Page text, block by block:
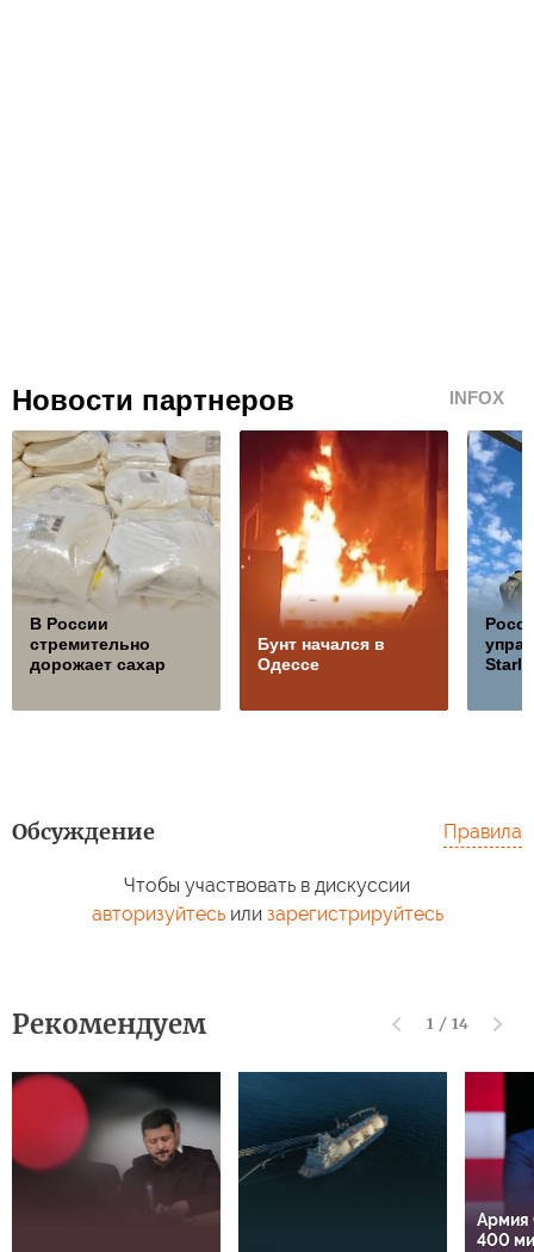
Новости партнеров INFOX
В России
стремительно
дорожает сахар
Бунт начался в
Одессе
Обсуждение Правила
Чтобы участвовать в дискуссии
авторизуйтесьили зарегистрируйтесь
Рекомендуем 1 / 14
Армия
400